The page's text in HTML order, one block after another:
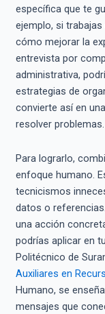
específica que te
ejemplo, si
cómo mejorar la
entrevista por
administrativa,
estrategias de
convierte así en
resolver problemas.
Para lograrlo,
enfoque humano.
tecnicismos
datos o
una acción
podrías aplicar en
Politécnico de
Auxiliares en
Humano, se
mensajes que